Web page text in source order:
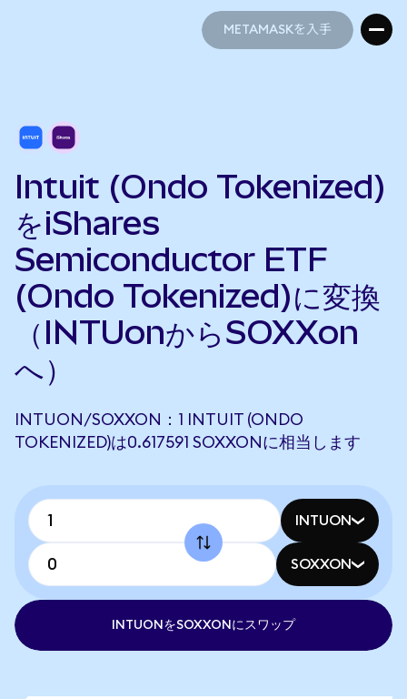
METAMASKを入手
Intuit (Ondo Tokenized)
をiShares
Semiconductor ETF
(Ondo Tokenized)に変換
（INTUonからSOXXon
へ）
INTUON/SOXXON：1 INTUIT (ONDO
TOKENIZED)は0.617591 SOXXONに相当します
INTUON
SOXXON
INTUONをSOXXONにスワップ